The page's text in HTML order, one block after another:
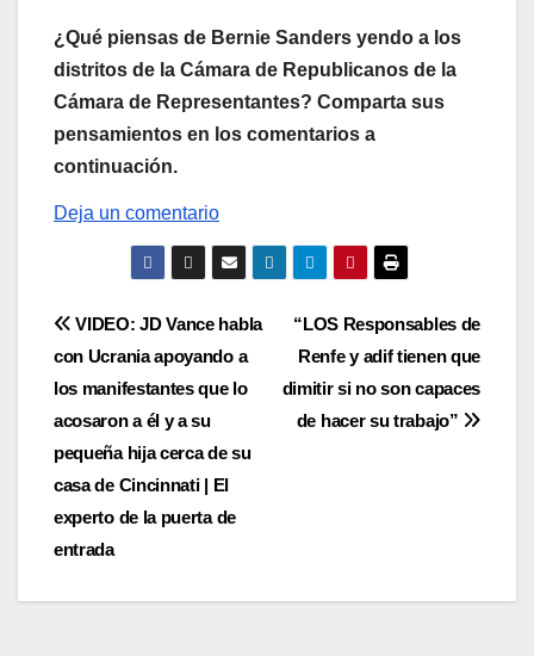
¿Qué piensas de Bernie Sanders yendo a los
distritos de la Cámara de Republicanos de la
Cámara de Representantes? Comparta sus
pensamientos en los comentarios a
continuación.
Deja un comentario
Post
navigation
“LOS Responsables de
Renfe y adif tienen que
dimitir si no son capaces
de hacer su trabajo”
VIDEO: JD Vance habla
con Ucrania apoyando a
los manifestantes que lo
acosaron a él y a su
pequeña hija cerca de su
casa de Cincinnati | El
experto de la puerta de
entrada